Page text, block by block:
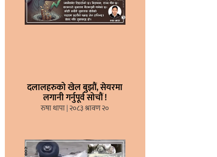
दलालहरुको खेल बुझौं, सेयरमा
लगानी गर्नुपूर्व सोचौं !
रुषा थापा २०८३ श्रावण २०